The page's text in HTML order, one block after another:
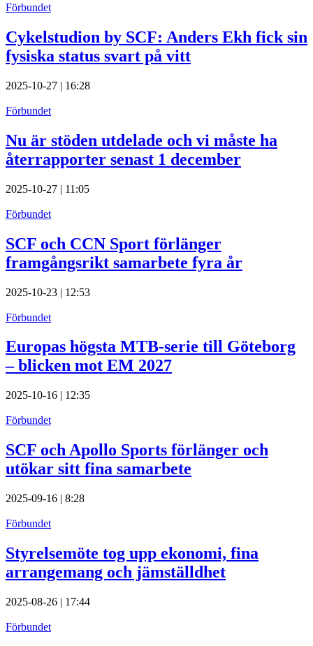
Förbundet
Cykelstudion by SCF: Anders Ekh fick sin
fysiska status svart på vitt
2025-10-27 | 16:28
Förbundet
Nu är stöden utdelade och vi måste ha
återrapporter senast 1 december
2025-10-27 | 11:05
Förbundet
SCF och CCN Sport förlänger
framgångsrikt samarbete fyra år
2025-10-23 | 12:53
Förbundet
Europas högsta MTB-serie till Göteborg
– blicken mot EM 2027
2025-10-16 | 12:35
Förbundet
SCF och Apollo Sports förlänger och
utökar sitt fina samarbete
2025-09-16 | 8:28
Förbundet
Styrelsemöte tog upp ekonomi, fina
arrangemang och jämställdhet
2025-08-26 | 17:44
Förbundet